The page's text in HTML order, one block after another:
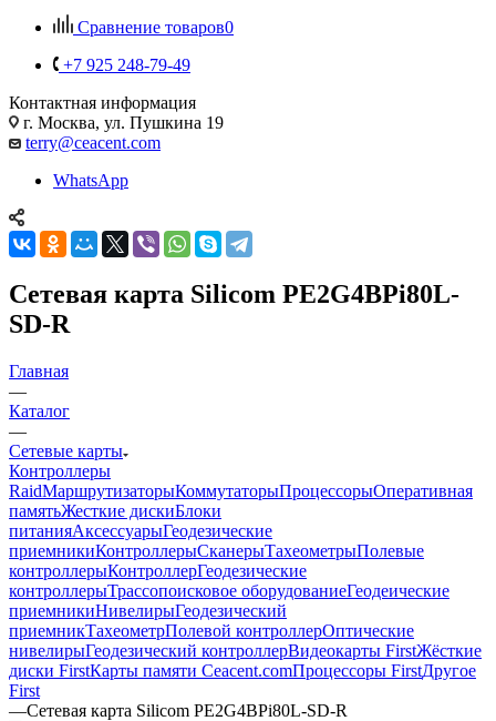
Сравнение товаров0
+7 925 248-79-49
Контактная информация
г. Москва, ул. Пушкина 19
terry@ceacent.com
WhatsApp
Сетевая карта Silicom PE2G4BPi80L-
SD-R
Главная
—
Каталог
—
Сетевые карты
Контроллеры
RaidМаршрутизаторыКоммутаторыПроцессорыОперативная
памятьЖесткие дискиБлоки
питанияАксессуарыГеодезические
приемникиКонтроллерыСканерыТахеометрыПолевые
контроллерыКонтроллерГеодезические
контроллерыТрассопоисковое оборудованиеГеодеические
приемникиНивелирыГеодезический
приемникТахеометрПолевой контроллерОптические
нивелирыГеодезический контроллерВидеокарты FirstЖёсткие
диски FirstКарты памяти Ceacent.comПроцессоры FirstДругое
First
—Сетевая карта Silicom PE2G4BPi80L-SD-R